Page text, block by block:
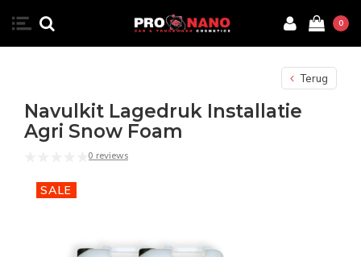
0
Terug
Navulkit Lagedruk Installatie
Agri Snow Foam
0 reviews
SALE